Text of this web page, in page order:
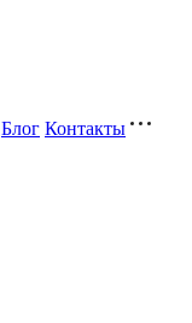
Блог Контакты